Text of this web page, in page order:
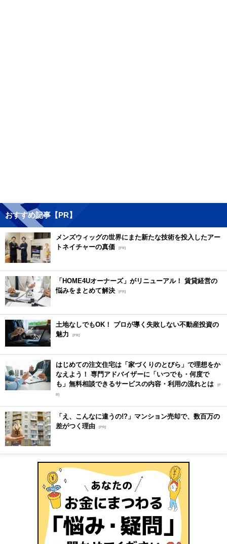
おすすめ記事【PR】
メンズウィッグの世界にまた新たな技術を投入したアー
トネイチャーの真価
[PR]
「HOME4Uオーナーズ」がリニューアル！ 賃貸経営の
悩みをまとめて解決 [PR]
土地なしでもOK！ プロが導く失敗しない不動産投資の
魅力
[PR]
はじめての注文住宅は「家づくりのとびら」で理想をか
なえよう！ 専門アドバイザーに「いつでも・何度で
も」無料相談できるサービスの内容・利用の流れとは [P
R]
「え、こんなに違うの!?」マンション売却で、数百万の
差がつく理由 [PR]